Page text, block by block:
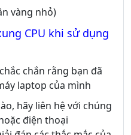
vàng nhỏ)
CPU khi sử dụng
chắn rằng bạn đã
laptop của mình
hãy liên hệ với chúng
điện thoại